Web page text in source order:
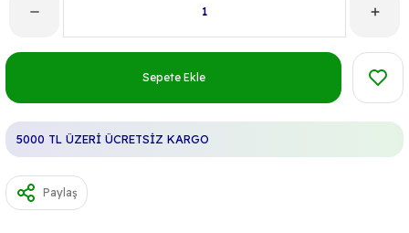
Sepete Ekle
5000 TL ÜZERİ ÜCRETSİZ KARGO
Paylaş